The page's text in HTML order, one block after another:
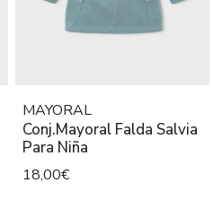
MAYORAL
Conj.Mayoral Falda Salvia
Para Niña
18,00€